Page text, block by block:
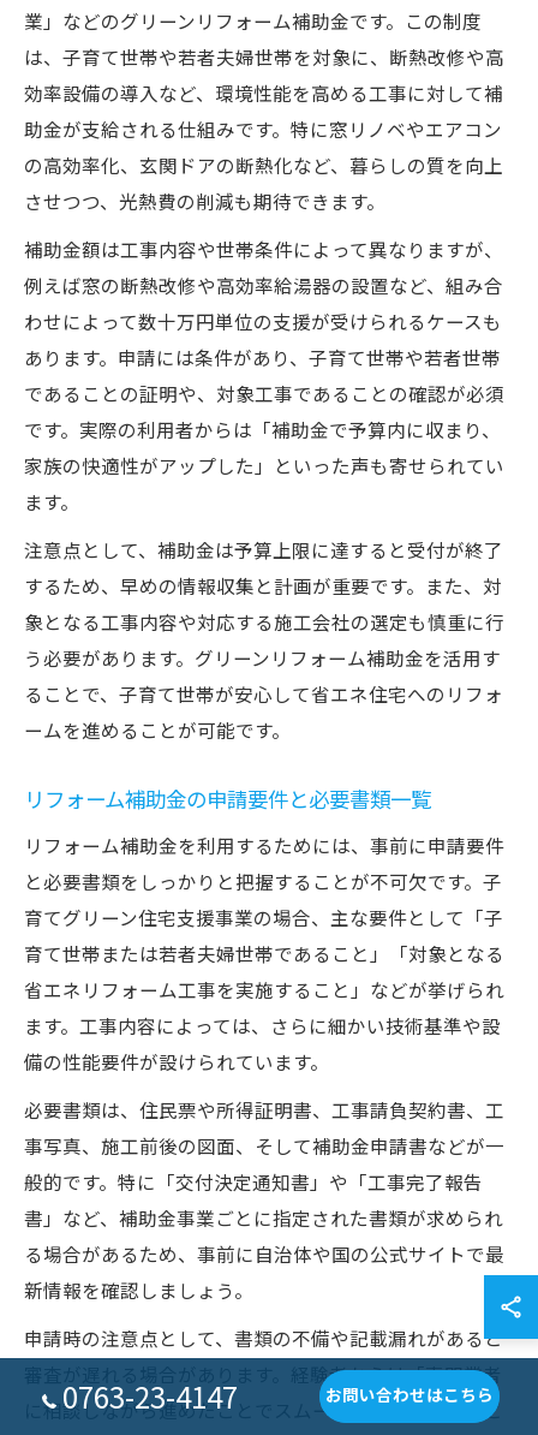
業」などのグリーンリフォーム補助金です。この制度
は、子育て世帯や若者夫婦世帯を対象に、断熱改修や高
効率設備の導入など、環境性能を高める工事に対して補
助金が支給される仕組みです。特に窓リノベやエアコン
の高効率化、玄関ドアの断熱化など、暮らしの質を向上
させつつ、光熱費の削減も期待できます。
補助金額は工事内容や世帯条件によって異なりますが、
例えば窓の断熱改修や高効率給湯器の設置など、組み合
わせによって数十万円単位の支援が受けられるケースも
あります。申請には条件があり、子育て世帯や若者世帯
であることの証明や、対象工事であることの確認が必須
です。実際の利用者からは「補助金で予算内に収まり、
家族の快適性がアップした」といった声も寄せられてい
ます。
注意点として、補助金は予算上限に達すると受付が終了
するため、早めの情報収集と計画が重要です。また、対
象となる工事内容や対応する施工会社の選定も慎重に行
う必要があります。グリーンリフォーム補助金を活用す
ることで、子育て世帯が安心して省エネ住宅へのリフォ
ームを進めることが可能です。
リフォーム補助金の申請要件と必要書類一覧
リフォーム補助金を利用するためには、事前に申請要件
と必要書類をしっかりと把握することが不可欠です。子
育てグリーン住宅支援事業の場合、主な要件として「子
育て世帯または若者夫婦世帯であること」「対象となる
省エネリフォーム工事を実施すること」などが挙げられ
ます。工事内容によっては、さらに細かい技術基準や設
備の性能要件が設けられています。
必要書類は、住民票や所得証明書、工事請負契約書、工
事写真、施工前後の図面、そして補助金申請書などが一
般的です。特に「交付決定通知書」や「工事完了報告
書」など、補助金事業ごとに指定された書類が求められ
る場合があるため、事前に自治体や国の公式サイトで最
新情報を確認しましょう。
申請時の注意点として、書類の不備や記載漏れがあると
審査が遅れる場合があります。経験者からは「専門業者
に相談しながら進めたことでスムーズに申請できた」と
0763-23-4147 お問い合わせはこちら